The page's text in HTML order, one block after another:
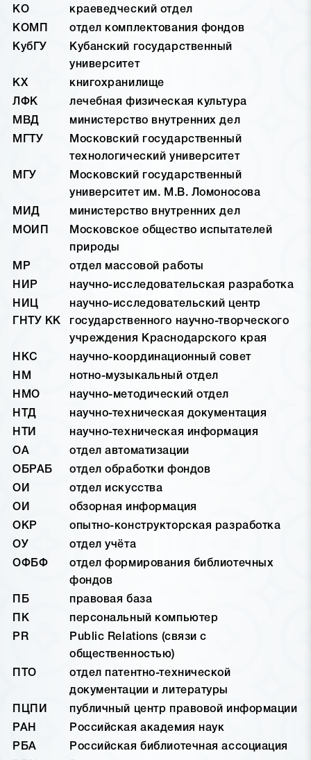
КО
краеведческий отдел
КОМП
отдел комплектования фондов
КубГУ
Кубанский государственный
университет
КХ
книгохранилище
ЛФК
лечебная физическая культура
МВД
министерство внутренних дел
МГТУ
Московский государственный
технологический университет
МГУ
Московский государственный
университет им. М.В. Ломоносова
МИД
министерство внутренних дел
МОИП
Московское общество испытателей
природы
МР
отдел массовой работы
НИР
научно-исследовательская разработка
НИЦ
ГНТУ КК
научно-исследовательский центр
государственного научно-творческого
учреждения Краснодарского края
НКС
научно-координационный совет
НМ
нотно-музыкальный отдел
НМО
научно-методический отдел
НТД
научно-техническая документация
НТИ
научно-техническая информация
ОА
отдел автоматизации
ОБРАБ
отдел обработки фондов
ОИ
отдел искусства
ОИ
обзорная информация
ОКР
опытно-конструкторская разработка
ОУ
отдел учёта
ОФБФ
отдел формирования библиотечных
фондов
ПБ
правовая база
ПК
персональный компьютер
PR
Public Relations (связи с
общественностью)
ПТО
отдел патентно-технической
документации и литературы
ПЦПИ
публичный центр правовой информации
РАН
Российская академия наук
РБА
Российская библиотечная ассоциация